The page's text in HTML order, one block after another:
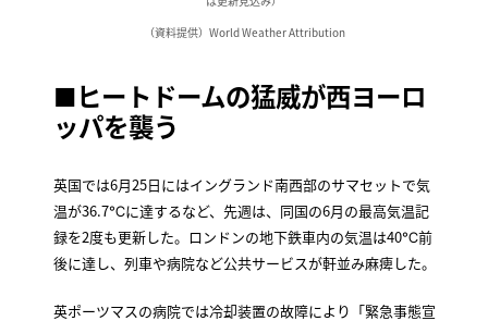
（資料提供）World Weather Attribution
■ヒートドームの猛威が西ヨーロ
ッパを襲う
英国では6月25日にはイングランド南西部のサマセットで気
温が36.7℃に達するなど、先週は、同国の6月の最高気温記
録を2度も更新した。ロンドンの地下鉄車内の気温は40℃前
後に達し、列車や病院など公共サービスが軒並み麻痺した。
英ポーツマスの病院では冷却装置の故障により「緊急事態宣